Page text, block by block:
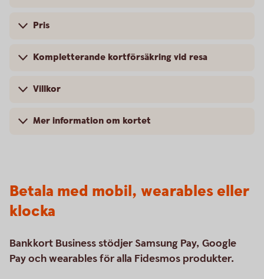
Pris
Kompletterande kortförsäkring vid resa
Villkor
Mer information om kortet
Betala med mobil, wearables eller
klocka
Bankkort Business stödjer Samsung Pay, Google
Pay och wearables för alla Fidesmos produkter.